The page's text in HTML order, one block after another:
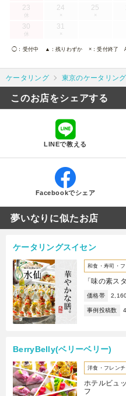
23
休
24
×
25
×
30
休
31
×
◯ ：受付中 ▲ ：残りわずか ×：受付終了
ケータリング 東京のケータリング
このお店をシェアする
LINEで教える
Facebookでシェア
夢いなりに似たお店
ケータリングスイセン
和食・寿司・
「味の素ス
価格帯
事例投稿数
BerryBelly(ベリーベリー)
洋食・フレン
ホテルビュ
フ